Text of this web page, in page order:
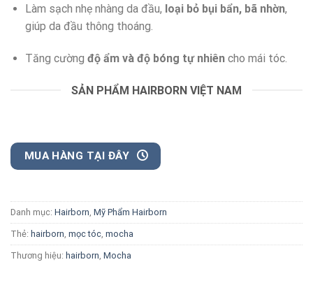
Làm sạch nhẹ nhàng da đầu, loại bỏ bụi bẩn, bã nhờn,
giúp da đầu thông thoáng.
Tăng cường độ ẩm và độ bóng tự nhiêncho mái tóc.
SẢN PHẨM HAIRBORN VIỆT NAM
MUA HÀNG TẠI ĐÂY
Danh mục: Hairborn, Mỹ Phẩm Hairborn
Thẻ: hairborn, mọc tóc, mocha
Thương hiệu: hairborn, Mocha